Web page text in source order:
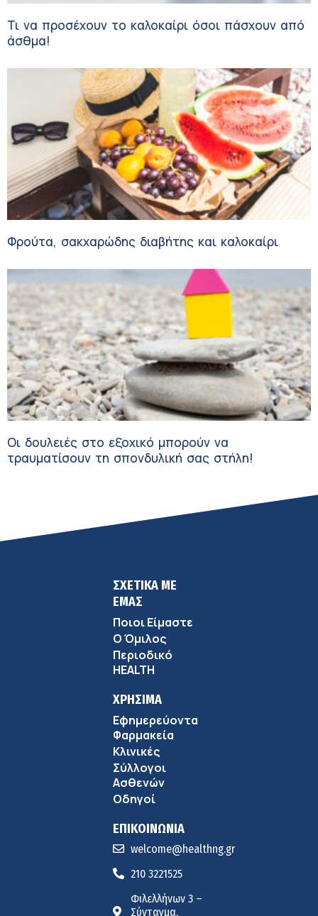
Τι να προσέχουν το καλοκαίρι όσοι πάσχουν από
άσθμα!
Φρούτα, σακχαρώδης διαβήτης και καλοκαίρι
Οι δουλειές στο εξοχικό μπορούν να
τραυματίσουν τη σπονδυλική σας στήλη!
ΣΧΕΤΙΚΑ ΜΕ
ΕΜΑΣ
Ποιοι Είμαστε
Ο Όμιλος
Περιοδικό
HEALTH
ΧΡΗΣΙΜΑ
Εφημερεύοντα
Φαρμακεία
Κλινικές
Σύλλογοι
Ασθενών
Οδηγοί
ΕΠΙΚΟΙΝΩΝΙΑ
welcome@healthng.gr
210 3221525
Φιλελλήνων 3 –
Σύνταγμα,